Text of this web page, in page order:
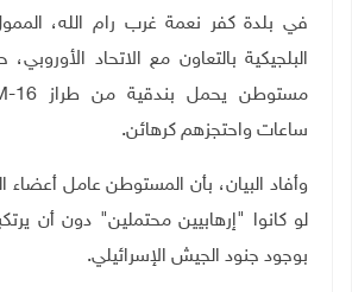
في بلدة كفر نعمة غرب رام الله،
البلجيكية بالتعاون مع الاتحاد
مستوطن يحمل بندقية من طراز 16
ساعات واحتجزهم كرهائن.
وأفاد البيان، بأن المستوطن عامل أعضاء
لو كانوا "إرهابيين محتملين" دون أن
بوجود جنود الجيش الإسرائيلي.